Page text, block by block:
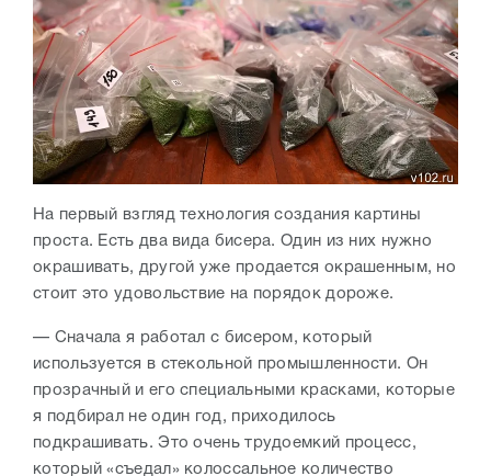
На первый взгляд технология создания картины
проста. Есть два вида бисера. Один из них нужно
окрашивать, другой уже продается окрашенным, но
стоит это удовольствие на порядок дороже.
— Сначала я работал с бисером, который
используется в стекольной промышленности. Он
прозрачный и его специальными красками, которые
я подбирал не один год, приходилось
подкрашивать. Это очень трудоемкий процесс,
который «съедал» колоссальное количество